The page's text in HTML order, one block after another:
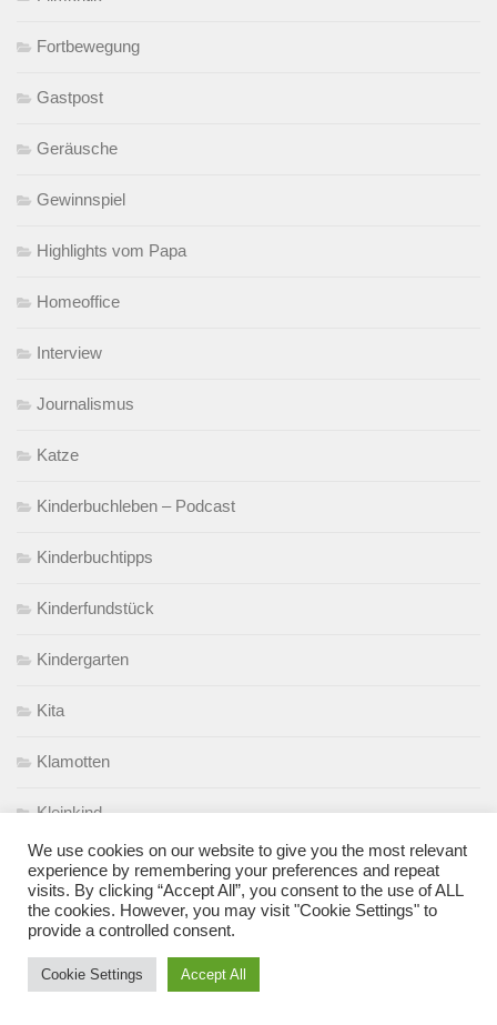
Fortbewegung
Gastpost
Geräusche
Gewinnspiel
Highlights vom Papa
Homeoffice
Interview
Journalismus
Katze
Kinderbuchleben – Podcast
Kinderbuchtipps
Kinderfundstück
Kindergarten
Kita
Klamotten
Kleinkind
Kleinkindabteil
Kommentar der Woche
Kommunikation
We use cookies on our website to give you the most relevant
experience by remembering your preferences and repeat
visits. By clicking “Accept All”, you consent to the use of ALL
the cookies. However, you may visit "Cookie Settings" to
provide a controlled consent.
Cookie Settings Accept All